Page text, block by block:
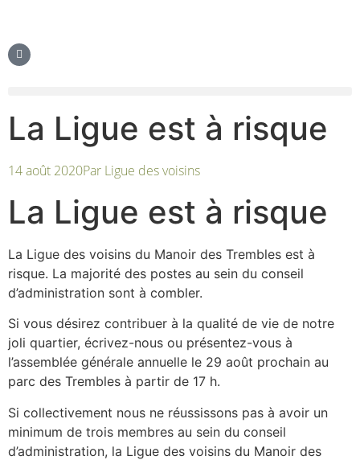
La Ligue est à risque
14 août 2020Par Ligue des voisins
La Ligue est à risque
La Ligue des voisins du Manoir des Trembles est à
risque. La majorité des postes au sein du conseil
d’administration sont à combler.
Si vous désirez contribuer à la qualité de vie de notre
joli quartier, écrivez-nous ou présentez-vous à
l’assemblée générale annuelle le 29 août prochain au
parc des Trembles à partir de 17 h.
Si collectivement nous ne réussissons pas à avoir un
minimum de trois membres au sein du conseil
d’administration, la Ligue des voisins du Manoir des